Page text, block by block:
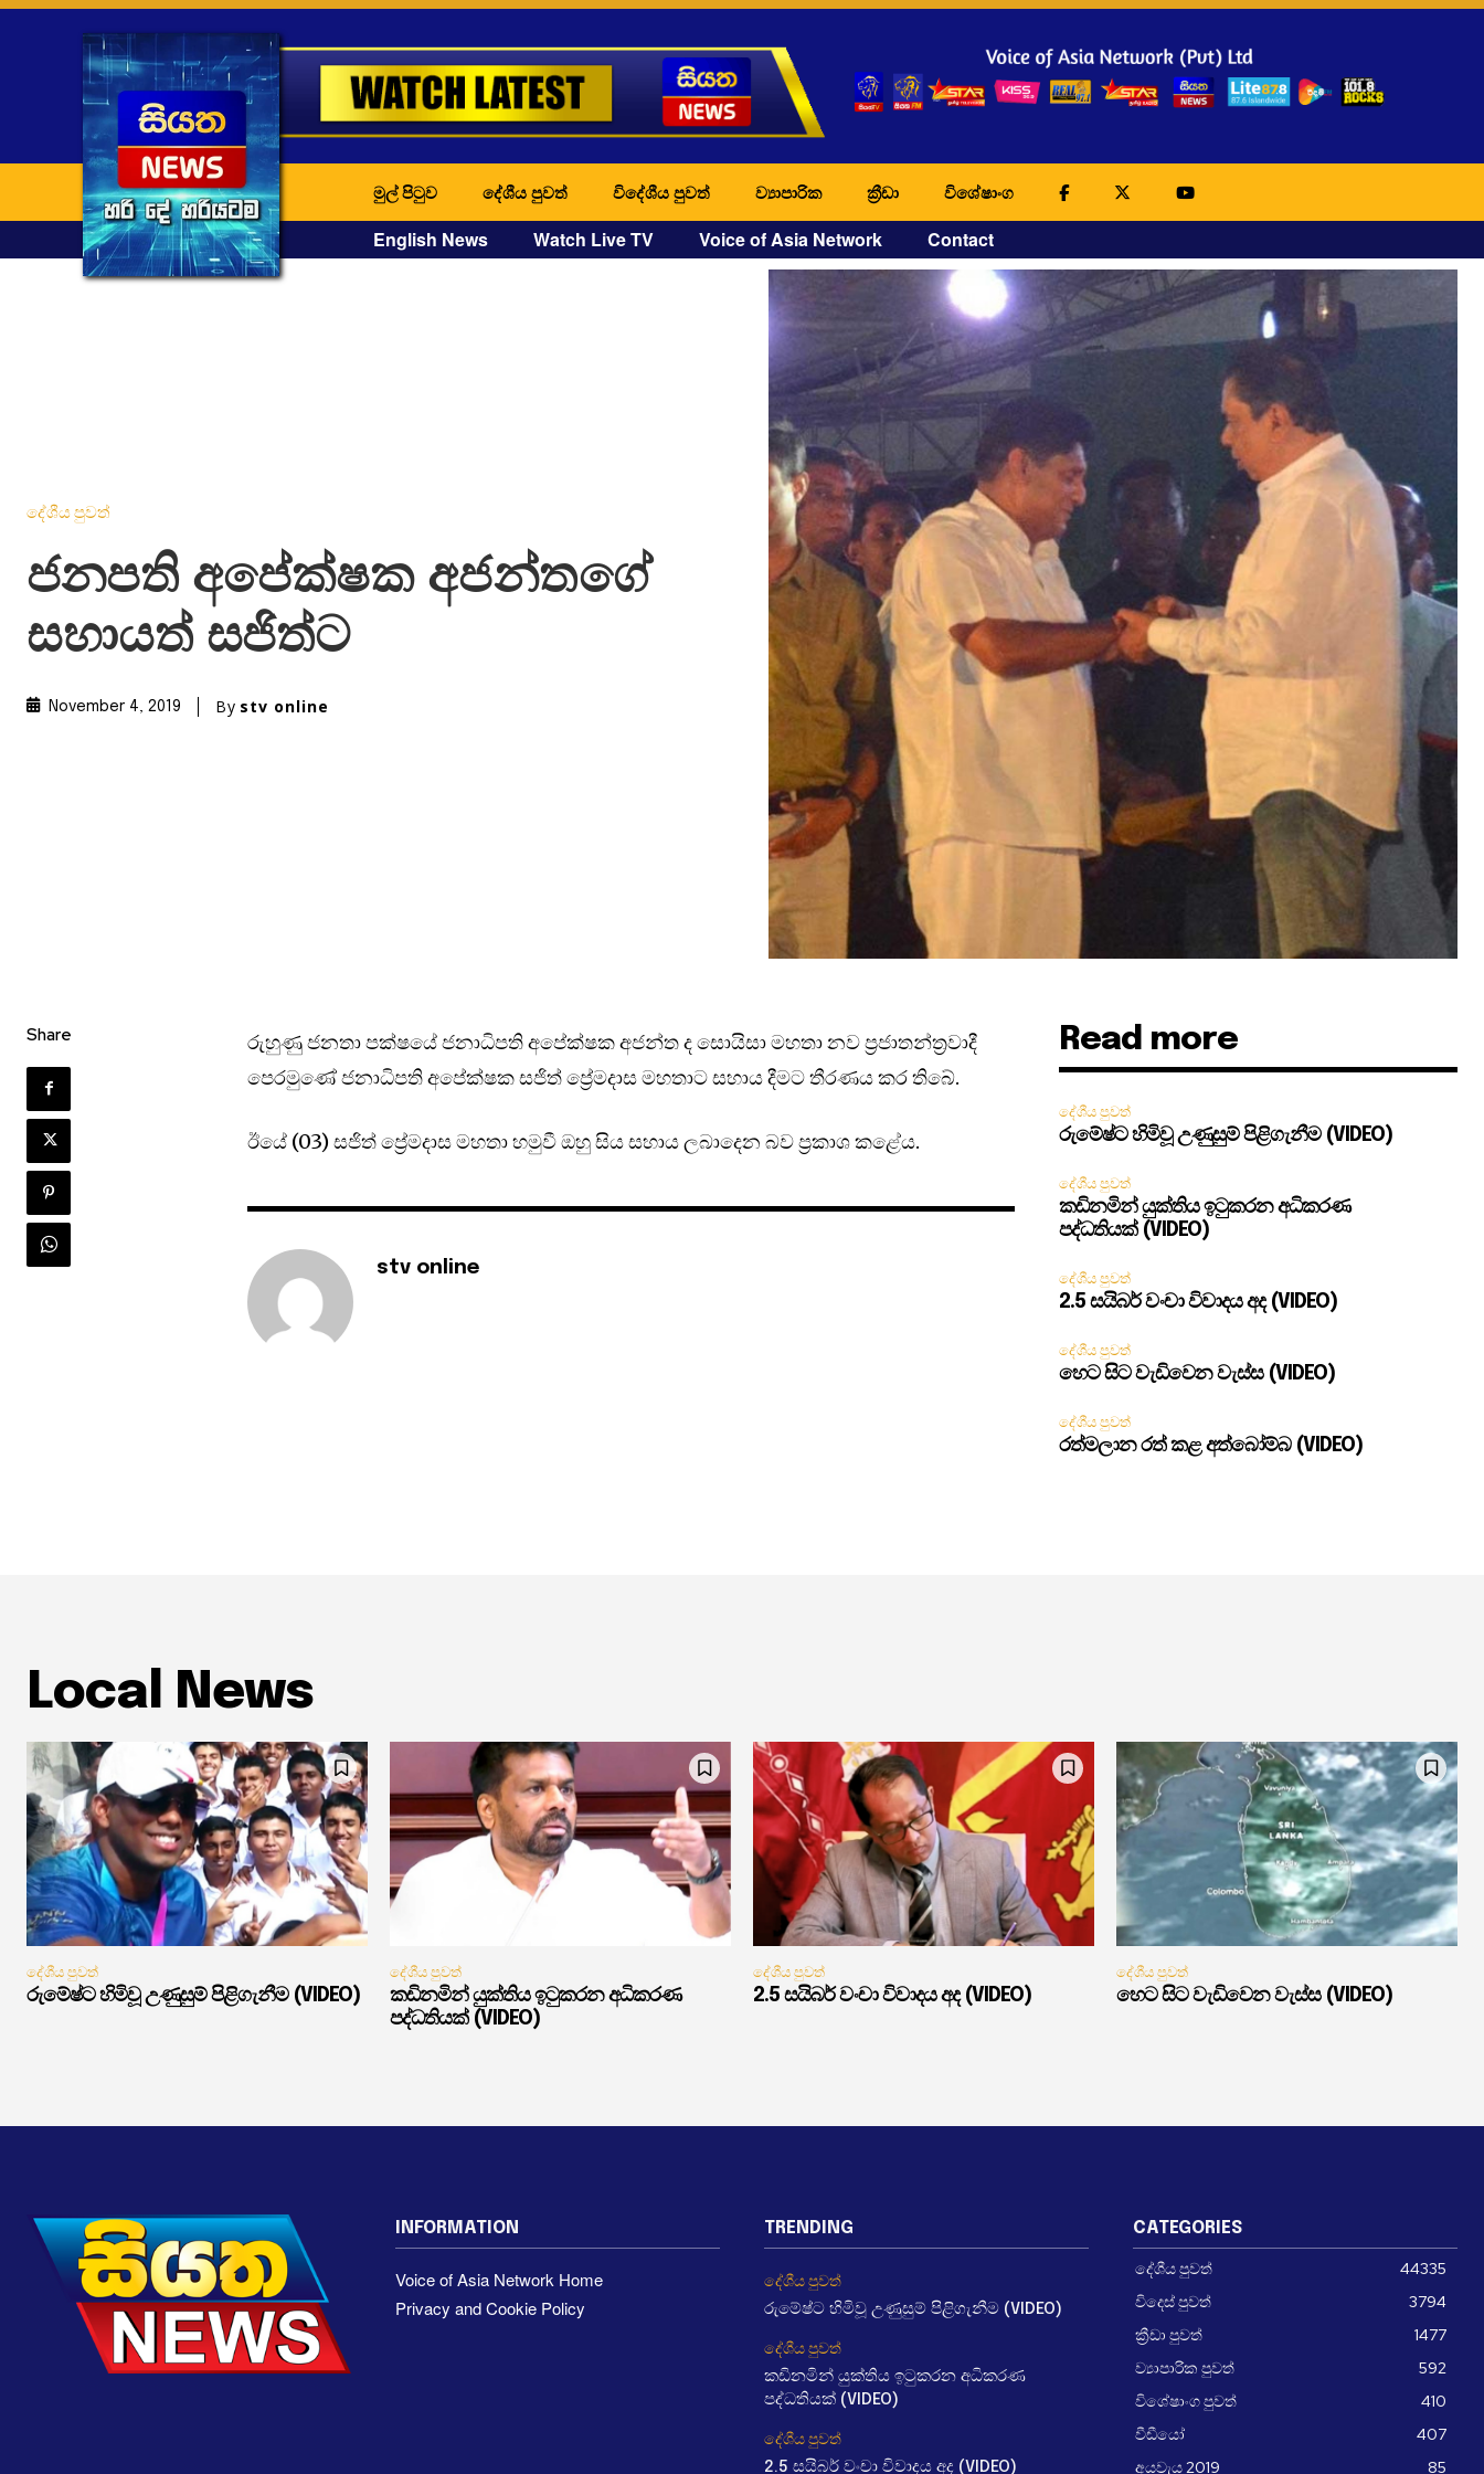
මුල් පිටුව දේශීය පුවත් විදේශීය පුවත් ව්‍යාපාරික ක්‍රීඩා විශේෂාංග
English News Watch Live TV Voice of Asia Network Contact
දේශීය පුවත්
ජනපති අපේක්ෂක අජන්තගේ
සහායත් සජිත්ට
November 4, 2019 By stv online
Share
රුහුණු ජනතා පක්ෂයේ ජනාධිපති අපේක්ෂක අජන්ත ද සොයිසා මහතා නව ප්‍රජාතන්ත්‍රවාදී
පෙරමුණේ ජනාධිපති අපේක්ෂක සජිත් ප්‍රේමදාස මහතාට සහාය දීමට තීරණය කර තිබේ.
ඊයේ (03) සජිත් ප්‍රේමදාස මහතා හමුවී ඔහු සිය සහාය ලබාදෙන බව ප්‍රකාශ කළේය.
stv online
Read more
දේශීය පුවත්
රුමේෂ්ට හිමිවූ උණුසුම් පිළිගැනීම (VIDEO)
දේශීය පුවත්
කඩිනමින් යුක්තිය ඉටුකරන අධිකරණ
පද්ධතියක් (VIDEO)
දේශීය පුවත්
2.5 සයිබර් වංචා විවාදය අද (VIDEO)
දේශීය පුවත්
හෙට සිට වැඩිවෙන වැස්ස (VIDEO)
දේශීය පුවත්
රත්මලාන රත් කළ අත්බෝම්බ (VIDEO)
Local News
දේශීය පුවත්
රුමේෂ්ට හිමිවූ උණුසුම් පිළිගැනීම (VIDEO)
දේශීය පුවත්
කඩිනමින් යුක්තිය ඉටුකරන අධිකරණ
පද්ධතියක් (VIDEO)
දේශීය පුවත්
2.5 සයිබර් වංචා විවාදය අද (VIDEO)
දේශීය පුවත්
හෙට සිට වැඩිවෙන වැස්ස (VIDEO)
INFORMATION
Voice of Asia Network Home
Privacy and Cookie Policy
TRENDING
දේශීය පුවත්
රුමේෂ්ට හිමිවූ උණුසුම් පිළිගැනීම (VIDEO)
දේශීය පුවත්
කඩිනමින් යුක්තිය ඉටුකරන අධිකරණ
පද්ධතියක් (VIDEO)
දේශීය පුවත්
2.5 සයිබර් වංචා විවාදය අද (VIDEO)
CATEGORIES
දේශීය පුවත්
44335
විදෙස් පුවත්
3794
ක්‍රීඩා පුවත්
1477
ව්‍යාපාරික පුවත්
592
විශේෂාංග පුවත්
410
වීඩීයෝ
407
අයවැය 2019
85